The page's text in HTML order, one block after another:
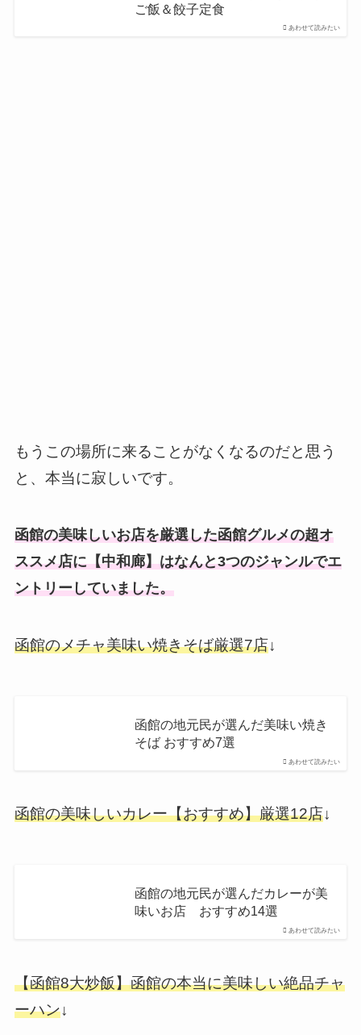
あわせて読みたい
ご飯＆餃子定食
もうこの場所に来ることがなくなるのだと思う
と、本当に寂しいです。
函館の美味しいお店を厳選した函館グルメの超オ
ススメ店に【中和廊】はなんと3つのジャンルでエ
ントリーしていました。
函館のメチャ美味い焼きそば厳選7店↓
あわせて読みたい
函館の地元民が選んだ美味い焼き
そば おすすめ7選
函館の美味しいカレー【おすすめ】厳選12店↓
あわせて読みたい
函館の地元民が選んだカレーが美
味いお店 おすすめ14選
【函館8大炒飯】函館の本当に美味しい絶品チャ
ーハン↓